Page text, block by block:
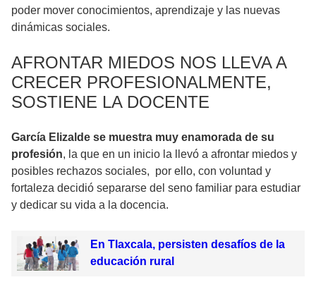
poder mover conocimientos, aprendizaje y las nuevas
dinámicas sociales.
AFRONTAR MIEDOS NOS LLEVA A
CRECER PROFESIONALMENTE,
SOSTIENE LA DOCENTE
García Elizalde se muestra muy enamorada de su
profesión, la que en un inicio la llevó a afrontar miedos y
posibles rechazos sociales, por ello, con voluntad y
fortaleza decidió separarse del seno familiar para estudiar
y dedicar su vida a la docencia.
En Tlaxcala, persisten desafíos de la
educación rural